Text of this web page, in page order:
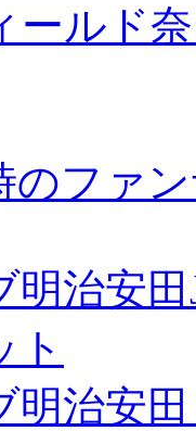
ールド
のファ
明治安
ト
明治安